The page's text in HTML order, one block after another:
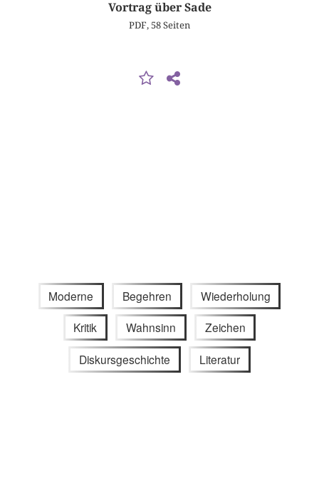
Vortrag über Sade
PDF, 58 Seiten
Moderne Begehren Wiederholung
Kritik Wahnsinn Zeichen
Diskursgeschichte Literatur